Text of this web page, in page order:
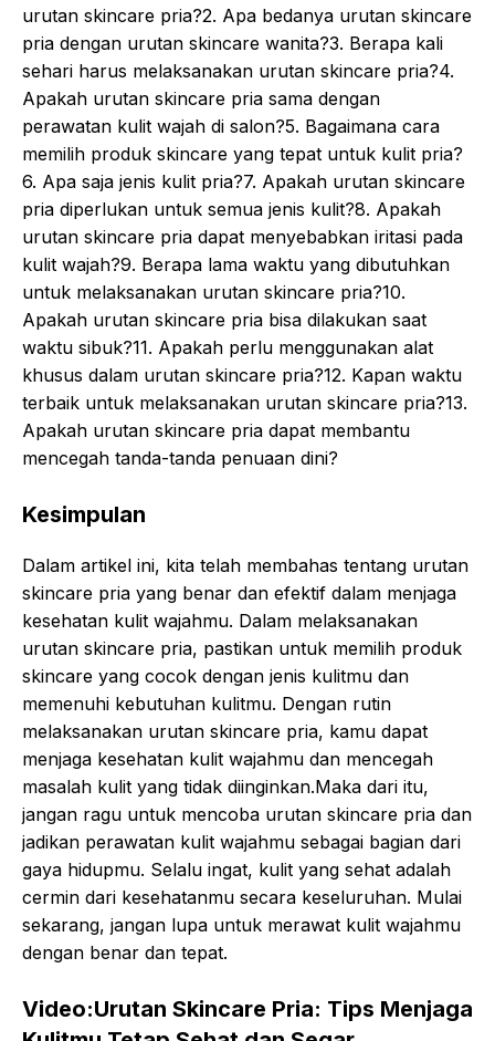
urutan skincare pria?2. Apa bedanya urutan skincare
pria dengan urutan skincare wanita?3. Berapa kali
sehari harus melaksanakan urutan skincare pria?4.
Apakah urutan skincare pria sama dengan
perawatan kulit wajah di salon?5. Bagaimana cara
memilih produk skincare yang tepat untuk kulit pria?
6. Apa saja jenis kulit pria?7. Apakah urutan skincare
pria diperlukan untuk semua jenis kulit?8. Apakah
urutan skincare pria dapat menyebabkan iritasi pada
kulit wajah?9. Berapa lama waktu yang dibutuhkan
untuk melaksanakan urutan skincare pria?10.
Apakah urutan skincare pria bisa dilakukan saat
waktu sibuk?11. Apakah perlu menggunakan alat
khusus dalam urutan skincare pria?12. Kapan waktu
terbaik untuk melaksanakan urutan skincare pria?13.
Apakah urutan skincare pria dapat membantu
mencegah tanda-tanda penuaan dini?
Kesimpulan
Dalam artikel ini, kita telah membahas tentang urutan
skincare pria yang benar dan efektif dalam menjaga
kesehatan kulit wajahmu. Dalam melaksanakan
urutan skincare pria, pastikan untuk memilih produk
skincare yang cocok dengan jenis kulitmu dan
memenuhi kebutuhan kulitmu. Dengan rutin
melaksanakan urutan skincare pria, kamu dapat
menjaga kesehatan kulit wajahmu dan mencegah
masalah kulit yang tidak diinginkan.Maka dari itu,
jangan ragu untuk mencoba urutan skincare pria dan
jadikan perawatan kulit wajahmu sebagai bagian dari
gaya hidupmu. Selalu ingat, kulit yang sehat adalah
cermin dari kesehatanmu secara keseluruhan. Mulai
sekarang, jangan lupa untuk merawat kulit wajahmu
dengan benar dan tepat.
Video:Urutan Skincare Pria: Tips Menjaga